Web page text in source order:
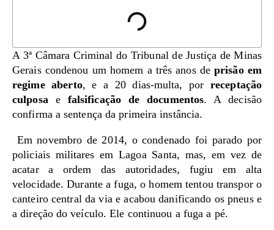
A 3ª Câmara Criminal do Tribunal de Justiça de Minas
Gerais condenou um homem a três anos deprisão em
regime aberto, e a 20 dias-multa, por receptação
culposae falsificação de documentos. A decisão
confirma a sentença da primeira instância.
Em novembro de 2014, o condenado foi parado por
policiais militares em Lagoa Santa, mas, em vez de
acatar a ordem das autoridades, fugiu em alta
velocidade. Durante a fuga, o homem tentou transpor o
canteiro central da via e acabou danificando os pneus e
a direção do veículo. Ele continuou a fuga a pé.